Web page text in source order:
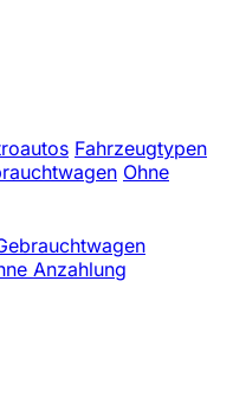
Fahrzeugtypen
Ohne
Anzahlung